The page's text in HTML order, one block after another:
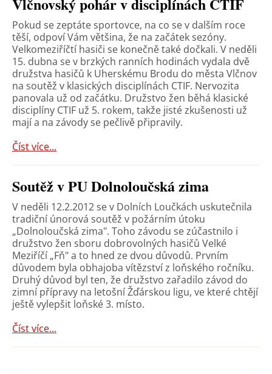
Pokud se zeptáte sportovce, na co se v dalším roce
těší, odpoví Vám většina, že na začátek sezóny.
Velkomeziříčtí hasiči se konečně také dočkali. V neděli
15. dubna se v brzkých ranních hodinách vydala dvě
družstva hasičů k Uherskému Brodu do města Vlčnov
na soutěž v klasických disciplínách CTIF. Nervozita
panovala už od začátku. Družstvo žen běhá klasické
disciplíny CTIF už 5. rokem, takže jisté zkušenosti už
mají a na závody se pečlivě připravily.
Číst více...
Soutěž v PU Dolnoloučská zima
V neděli 12.2.2012 se v Dolních Loučkách uskutečnila
tradiční únorová soutěž v požárním útoku
„Dolnoloučská zima". Toho závodu se zúčastnilo i
družstvo žen sboru dobrovolných hasičů Velké
Meziříčí „Fň" a to hned ze dvou důvodů. Prvním
důvodem byla obhajoba vítězství z loňského ročníku.
Druhý důvod byl ten, že družstvo zařadilo závod do
zimní přípravy na letošní Žďárskou ligu, ve které chtějí
ještě vylepšit loňské 3. místo.
Číst více...